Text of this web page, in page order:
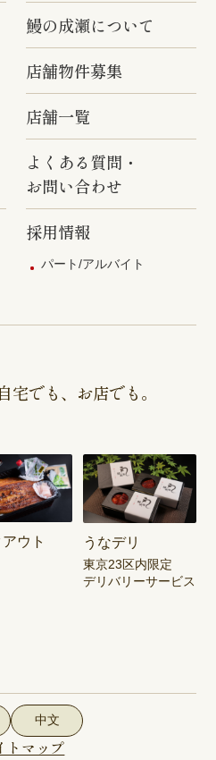
石神井店 多磨店
村駅前店 武蔵村山店
摩ニュー
鰻の成瀬について
店舗物件募集
店舗一覧
よくある質問・
お問い合わせ
採用情報
パート/アルバイト
でも、お店でも。
ウト うなデリ
東京23区内限定
デリバリーサービス
中文
トマップ